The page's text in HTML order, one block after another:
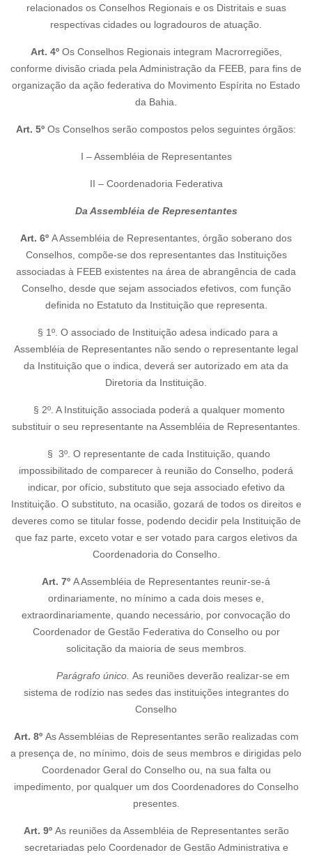
relacionados os Conselhos Regionais e os Distritais e suas
respectivas cidades ou logradouros de atuação.
Art. 4ºOs Conselhos Regionais integram Macrorregiões,
conforme divisão criada pela Administração da FEEB, para fins de
organização da ação federativa do Movimento Espírita no Estado
da Bahia.
Art. 5º Os Conselhos serão compostos pelos seguintes órgãos:
I – Assembléia de Representantes
II – Coordenadoria Federativa
Da Assembléia de Representantes
Art. 6º A Assembléia de Representantes, órgão soberano dos
Conselhos, compõe-se dos representantes das Instituições
associadas à FEEB existentes na área de abrangência de cada
Conselho, desde que sejam associados efetivos, com função
definida no Estatuto da Instituição que representa.
§ 1º. O associado de Instituição adesa indicado para a
Assembléia de Representantes não sendo o representante legal
da Instituição que o indica, deverá ser autorizado em ata da
Diretoria da Instituição.
§ 2º. A Instituição associada poderá a qualquer momento
substituir o seu representante na Assembléia de Representantes.
§ 3º. O representante de cada Instituição, quando
impossibilitado de comparecer à reunião do Conselho, poderá
indicar, por ofício, substituto que seja associado efetivo da
Instituição. O substituto, na ocasião, gozará de todos os direitos e
deveres como se titular fosse, podendo decidir pela Instituição de
que faz parte, exceto votar e ser votado para cargos eletivos da
Coordenadoria do Conselho.
Art. 7º A Assembléia de Representantes reunir-se-á
ordinariamente, no mínimo a cada dois meses e,
extraordinariamente, quando necessário, por convocação do
Coordenador de Gestão Federativa do Conselho ou por
solicitação da maioria de seus membros.
Parágrafo único. As reuniões deverão realizar-se em
sistema de rodízio nas sedes das instituições integrantes do
Conselho
Art. 8ºAs Assembléias de Representantes serão realizadas com
a presença de, no mínimo, dois de seus membros e dirigidas pelo
Coordenador Geral do Conselho ou, na sua falta ou
impedimento, por qualquer um dos Coordenadores do Conselho
presentes.
Art. 9ºAs reuniões da Assembléia de Representantes serão
secretariadas pelo Coordenador de Gestão Administrativa e